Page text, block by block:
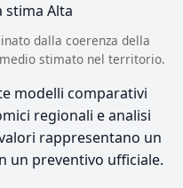
stima Alta
dalla coerenza della
stimato nel territorio.
modelli comparativi
regionali e analisi
rappresentano un
un preventivo ufficiale.